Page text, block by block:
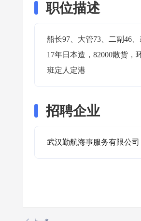
职位描述
船长97、大管73、二副46
17年日本造，82000散货
班定人定港
招聘企业
武汉勤航海事服务有限公司